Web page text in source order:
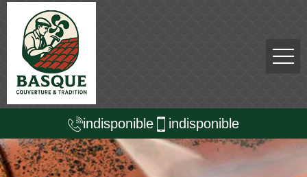
indisponible indisponible